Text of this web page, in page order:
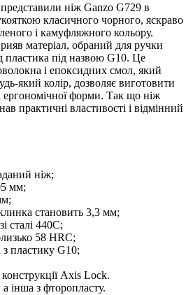
ніж Ganzo G729 в
класичного чорного, яскраво
і камуфляжного кольору.
матеріал, обраний для ручки
пластика під назвою G10. Це
і епоксидних смол, який
який колір, дозволяє виготовити
ергономічної форми. Так що ніж
практичні властивості і відмінний
ніж;
мм;
становить 3,3 мм;
сталі 440С;
58 HRC;
з пластику G10;
Axis Lock.
інша з фторопласту.